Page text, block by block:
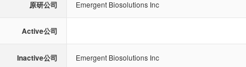
原研公司 Emergent Biosolutions Inc
Active公司
Inactive公司 Emergent Biosolutions Inc